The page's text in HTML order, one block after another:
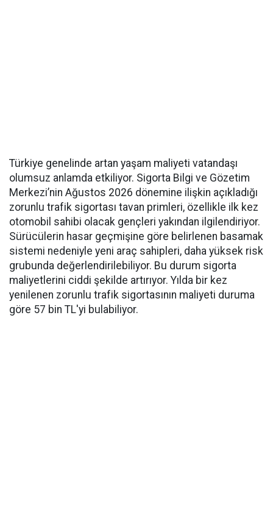
Türkiye genelinde artan yaşam maliyeti vatandaşı
olumsuz anlamda etkiliyor. Sigorta Bilgi ve Gözetim
Merkezi’nin Ağustos 2026 dönemine ilişkin açıkladığı
zorunlu trafik sigortası tavan primleri, özellikle ilk kez
otomobil sahibi olacak gençleri yakından ilgilendiriyor.
Sürücülerin hasar geçmişine göre belirlenen basamak
sistemi nedeniyle yeni araç sahipleri, daha yüksek risk
grubunda değerlendirilebiliyor. Bu durum sigorta
maliyetlerini ciddi şekilde artırıyor. Yılda bir kez
yenilenen zorunlu trafik sigortasının maliyeti duruma
göre 57 bin TL'yi bulabiliyor.